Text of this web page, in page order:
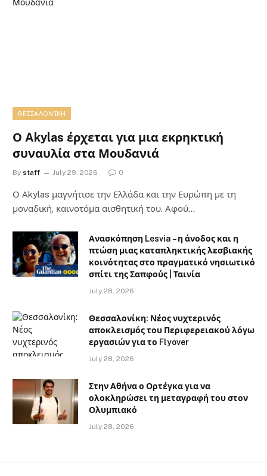
ΘΕΣΣΑΛΟΝΊΚΗ
Ο Akylas έρχεται για μια εκρηκτική
συναυλία στα Μουδανιά
By staff July 29, 2026 0
Ο Αkylas μαγνήτισε την Ελλάδα και την Ευρώπη με τη
μοναδική, καινοτόμα αισθητική του. Αφού…
Ανασκόπηση Lesvia – η άνοδος και η
πτώση μιας καταπληκτικής λεσβιακής
κοινότητας στο πραγματικό νησιωτικό
σπίτι της Σαπφούς | Ταινία
July 28, 2026
Θεσσαλονίκη: Νέος νυχτερινός
αποκλεισμός του Περιφερειακού λόγω
εργασιών για το Flyover
July 28, 2026
Στην Αθήνα ο Ορτέγκα για να
ολοκληρώσει τη μεταγραφή του στον
Ολυμπιακό
July 28, 2026